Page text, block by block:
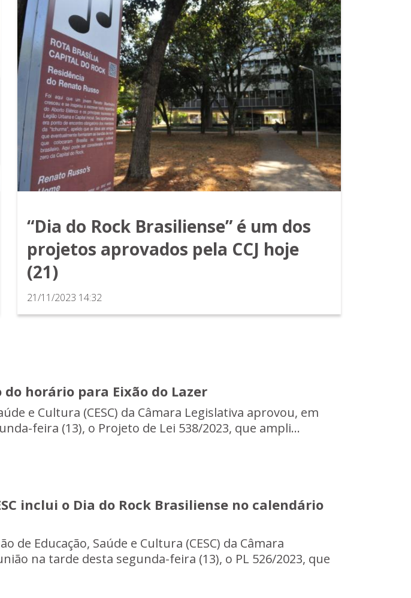
“Dia do Rock Brasiliense” é um dos
projetos aprovados pela CCJ hoje
(21)
21/11/2023 14:32
do horário para Eixão do Lazer
e Cultura (CESC) da Câmara Legislativa aprovou, em
feira (13), o Projeto de Lei 538/2023, que ampli...
inclui o Dia do Rock Brasiliense no calendário
de Educação, Saúde e Cultura (CESC) da Câmara
na tarde desta segunda-feira (13), o PL 526/2023, que